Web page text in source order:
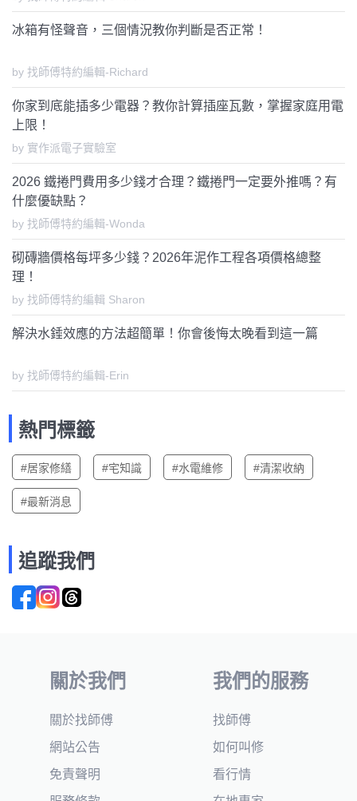
冰箱有怪聲音，三個情況教你判斷是否正常！
by 找師傅特約編輯-Richard
你家到底能插多少電器？教你計算插座瓦數，掌握家庭用電
上限！
by 實作派電子實驗室
2026 鐵捲門費用多少錢才合理？鐵捲門一定要外推嗎？有
什麼優缺點？
by 找師傅特約編輯-Wonda
砌磚牆價格每坪多少錢？2026年泥作工程各項價格總整
理！
by 找師傅特約編輯 Sharon
解決水錘效應的方法超簡單！你會後悔太晚看到這一篇
by 找師傅特約編輯-Erin
熱門標籤
#居家修繕 #宅知識 #水電維修 #清潔收納
#最新消息
追蹤我們
關於我們
關於找師傅
網站公告
免責聲明
我們的服務
找師傅
如何叫修
看行情